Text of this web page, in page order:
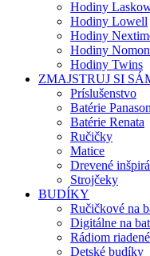
Hodiny
Hodiny Lowell
Hodiny
Hodiny Nomon
Hodiny Twins
ZMAJSTRUJ SI
Príslušenstvo
Batérie
Batérie Renata
Ručičky
Matice
Drevené
Strojčeky
BUDÍKY
Ručičkové na
Digitálne na
Rádiom riadené
Detské budíky